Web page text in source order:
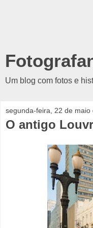
Um blog com fotos e
segunda-feira, 22 de maio
O antigo